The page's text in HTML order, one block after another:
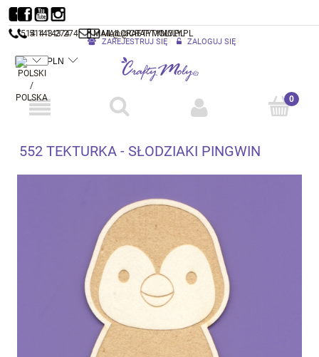
514 143 274 MAIL@CRAFTYMOLY.PL
ZAREJESTRUJ SIĘ ZALOGUJ SIĘ
514 143 274 MAIL@CRAFTYMOLY.PL
552 TEKTURKA - SŁODZIAKI PINGWIN